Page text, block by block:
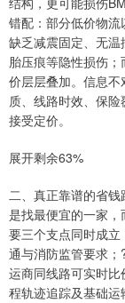
错配：部分低价物流
缺乏减震固定、无
胎压痕等隐性损伤
价层层叠加。信息
质、线路时效、保
接受定价。
展开剩余63%
二、真正靠谱的省
是找最便宜的一家，
要三个支点同时成
通与消防监管要求
运商同线路可实时
程轨迹追踪及基础运